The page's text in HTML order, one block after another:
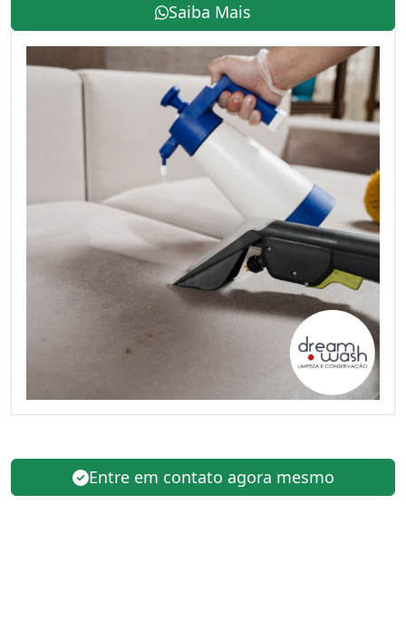
Saiba Mais
Entre em contato agora mesmo